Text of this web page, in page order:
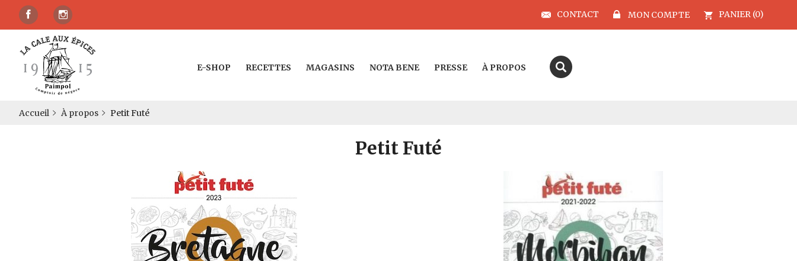
CONTACT MON COMPTE PANIER (0)
E-SHOP RECETTES MAGASINS NOTA BENE PRESSE À PROPOS
Accueil À propos Petit Futé
Petit Futé